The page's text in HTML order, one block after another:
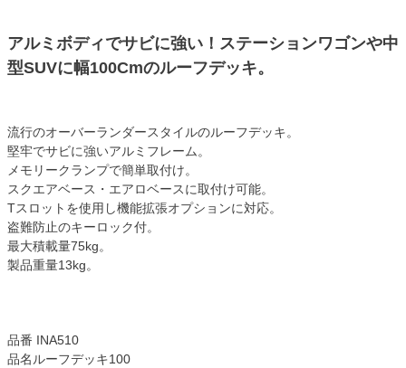
アルミボディでサビに強い！ステーションワゴンや中
型SUVに幅100Cmのルーフデッキ。
流行のオーバーランダースタイルのルーフデッキ。
堅牢でサビに強いアルミフレーム。
メモリークランプで簡単取付け。
スクエアベース・エアロベースに取付け可能。
Tスロットを使用し機能拡張オプションに対応。
盗難防止のキーロック付。
最大積載量75kg。
製品重量13kg。
品番 INA510
品名ルーフデッキ100